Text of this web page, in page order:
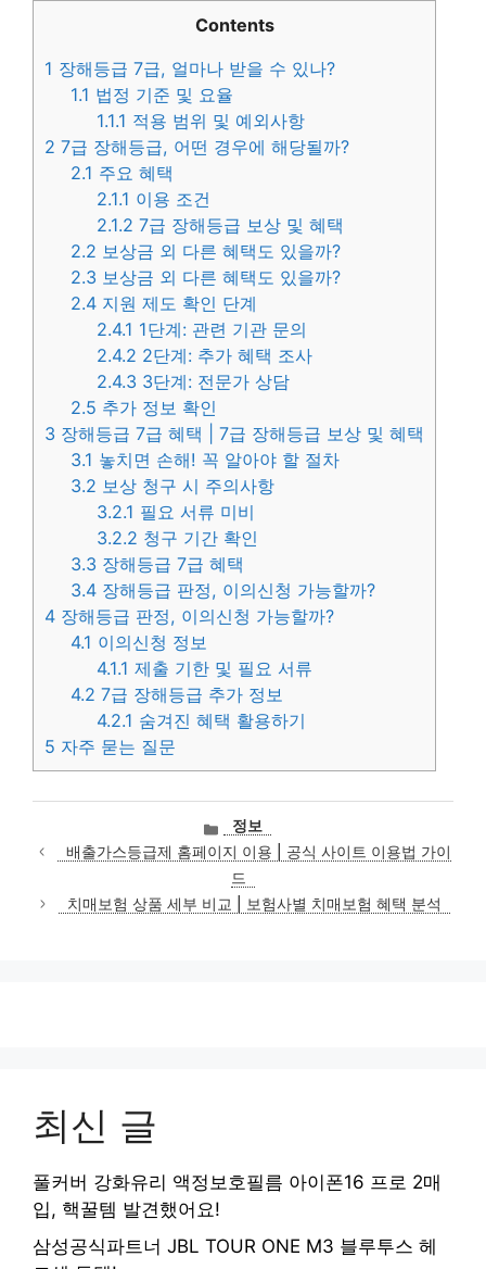
Contents
1 장해등급 7급, 얼마나 받을 수 있나?
1.1 법정 기준 및 요율
1.1.1 적용 범위 및 예외사항
2 7급 장해등급, 어떤 경우에 해당될까?
2.1 주요 혜택
2.1.1 이용 조건
2.1.2 7급 장해등급 보상 및 혜택
2.2 보상금 외 다른 혜택도 있을까?
2.3 보상금 외 다른 혜택도 있을까?
2.4 지원 제도 확인 단계
2.4.1 1단계: 관련 기관 문의
2.4.2 2단계: 추가 혜택 조사
2.4.3 3단계: 전문가 상담
2.5 추가 정보 확인
3 장해등급 7급 혜택 | 7급 장해등급 보상 및 혜택
3.1 놓치면 손해! 꼭 알아야 할 절차
3.2 보상 청구 시 주의사항
3.2.1 필요 서류 미비
3.2.2 청구 기간 확인
3.3 장해등급 7급 혜택
3.4 장해등급 판정, 이의신청 가능할까?
4 장해등급 판정, 이의신청 가능할까?
4.1 이의신청 정보
4.1.1 제출 기한 및 필요 서류
4.2 7급 장해등급 추가 정보
4.2.1 숨겨진 혜택 활용하기
5 자주 묻는 질문
카
테
고
리
정보
배출가스등급제 홈페이지 이용 | 공식 사이트 이용법 가이
드
치매보험 상품 세부 비교 | 보험사별 치매보험 혜택 분석
최신 글
풀커버 강화유리 액정보호필름 아이폰16 프로 2매
입, 핵꿀템 발견했어요!
삼성공식파트너 JBL TOUR ONE M3 블루투스 헤